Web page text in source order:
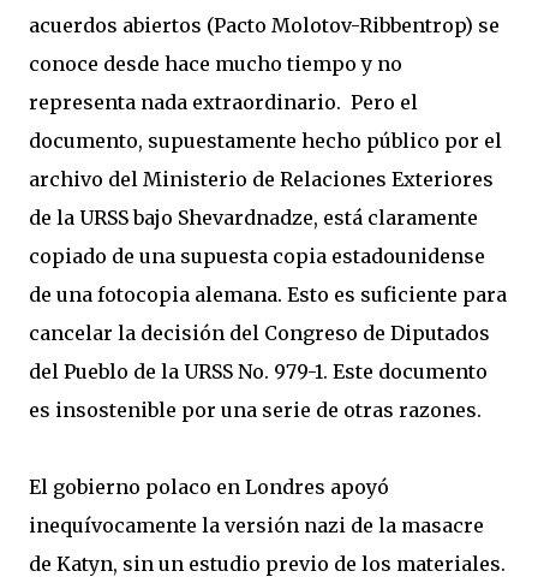
acuerdos abiertos (Pacto Molotov-Ribbentrop) se
conoce desde hace mucho tiempo y no
representa nada extraordinario. Pero el
documento, supuestamente hecho público por el
archivo del Ministerio de Relaciones Exteriores
de la URSS bajo Shevardnadze, está claramente
copiado de una supuesta copia estadounidense
de una fotocopia alemana. Esto es suficiente para
cancelar la decisión del Congreso de Diputados
del Pueblo de la URSS No. 979-1. Este documento
es insostenible por una serie de otras razones.
El gobierno polaco en Londres apoyó
inequívocamente la versión nazi de la masacre
de Katyn, sin un estudio previo de los materiales.